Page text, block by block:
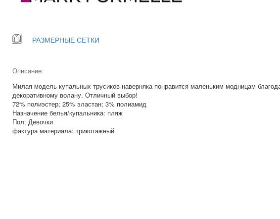
РАЗМЕРНЫЕ СЕТКИ
Описание:
Милая модель купальных трусиков наверняка понравится маленьким модницам
декоративному волану. Отличный выбор!
72% полиэстер; 25% эластан; 3% полиамид
Назначение белья/купальника: пляж
Пол: Девочки
фактура материала: трикотажный